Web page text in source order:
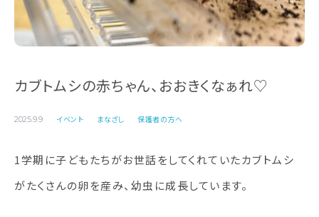
カブトムシの赤ちゃん、おおきくなぁれ♡
2025.9.9 イベント まなざし 保護者の方へ
1学期に子どもたちがお世話をしてくれていたカブトムシ
がたくさんの卵を産み、幼虫に成長しています。